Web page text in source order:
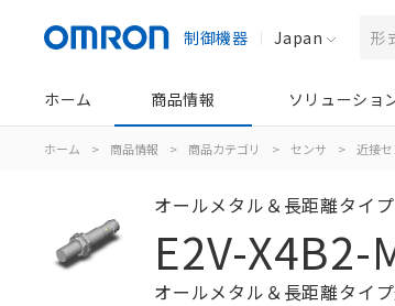
制御機器 Japan
ホーム 商品情報 ソリューショ
ホーム > 商品情報 > 商品カテゴリ > センサ > 近接
オールメタル＆長距離タイプ
E2V-X4B2-
オールメタル＆長距離タイ